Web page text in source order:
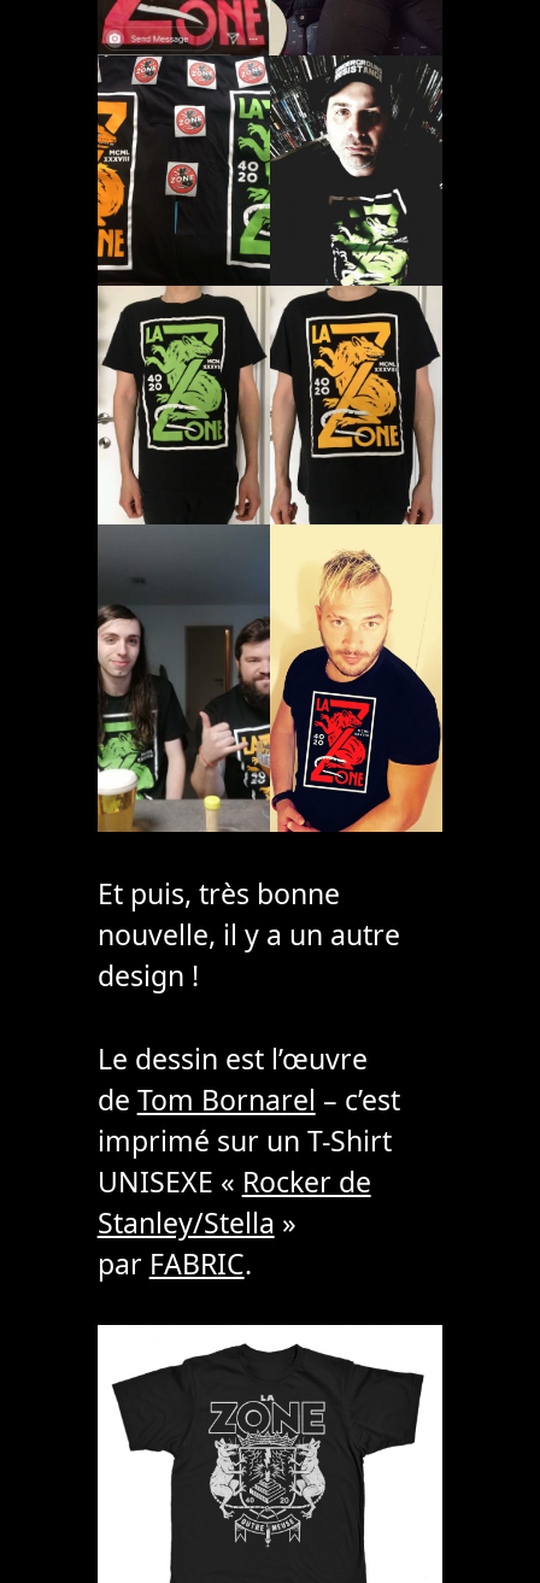
Et puis, très bonne
nouvelle, il y a un autre
design !
Le dessin est l’œuvre
de Tom Bornarel – c’est
imprimé sur un T-Shirt
UNISEXE « Rocker de
Stanley/Stella »
par FABRIC.